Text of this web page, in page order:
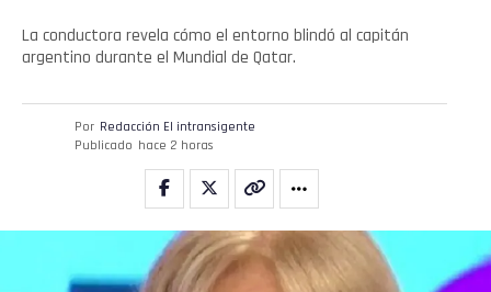
La conductora revela cómo el entorno blindó al capitán
argentino durante el Mundial de Qatar.
Por Redacción El intransigente
Publicado hace 2 horas